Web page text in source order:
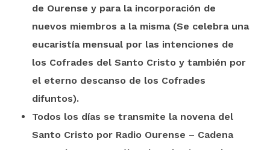
de Ourense y para la incorporación de
nuevos miembros a la misma (Se celebra una
eucaristía mensual por las intenciones de
los Cofrades del Santo Cristo y también por
el eterno descanso de los Cofrades
difuntos).
Todos los días se transmite la novena del
Santo Cristo por Radio Ourense – Cadena